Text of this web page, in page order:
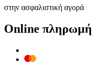
στην ασφαλιστική αγορά
Online πληρωμή